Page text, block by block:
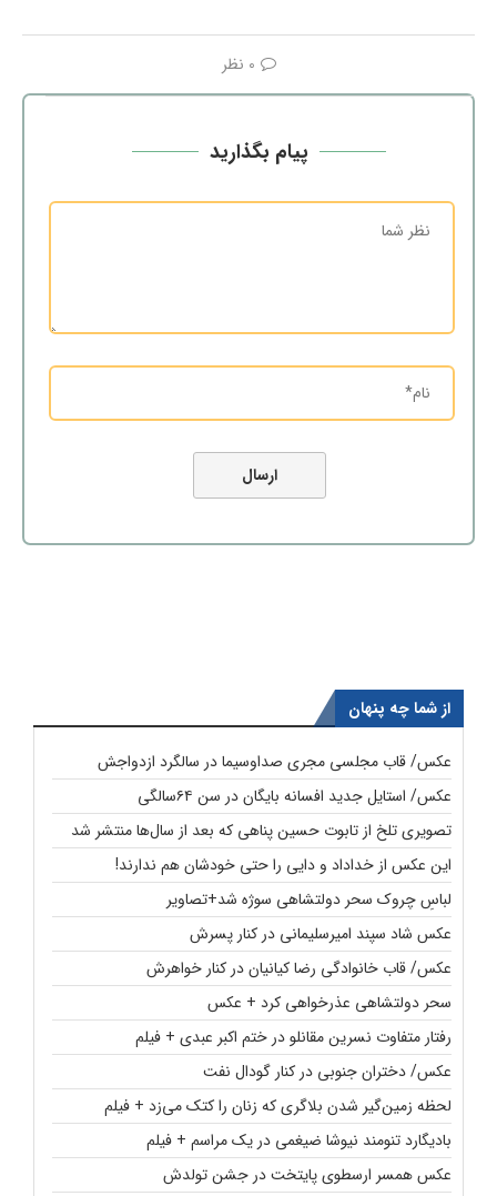
0 نظر
پیام بگذارید
از شما چه پنهان
عکس/ قاب مجلسی مجری صداوسیما در سالگرد ازدواجش
عکس/ استایل جدید افسانه بایگان در سن ۶۴سالگی
تصویری تلخ از تابوت حسین پناهی که بعد از سال‌ها منتشر شد
این عکس از خداداد و دایی را حتی خودشان هم ندارند!
لباسِ چروک سحر دولتشاهی سوژه شد+تصاویر
عکس شاد سپند امیرسلیمانی در کنار پسرش
عکس/ قاب خانوادگی رضا کیانیان در کنار خواهرش
سحر دولتشاهی عذرخواهی کرد + عکس
رفتار متفاوت نسرین مقانلو در ختم اکبر عبدی + فیلم
عکس/ دختران جنوبی در کنار گودال نفت
لحظه زمین‌گیر شدن بلاگری که زنان را کتک می‌زد + فیلم
بادیگارد تنومند نیوشا ضیغمی در یک مراسم + فیلم
عکس همسر ارسطوی پایتخت در جشن تولدش